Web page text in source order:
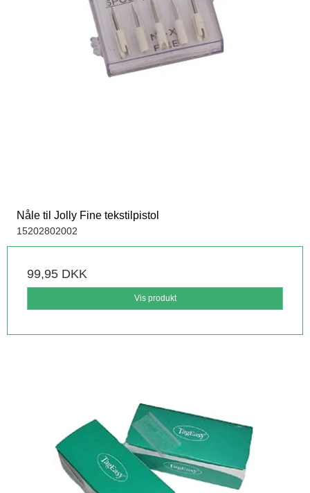
Nåle til Jolly Fine tekstilpistol
15202802002
99,95 DKK
Vis produkt